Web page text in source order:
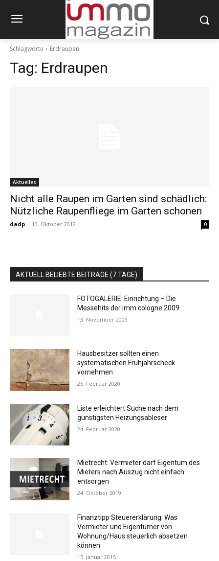
Schlagworte Erdraupen
Tag: Erdraupen
Aktuelles
Nicht alle Raupen im Garten sind schädlich:
Nützliche Raupenfliege im Garten schonen
dadp - 10. Oktober 2012 0
AKTUELL BELIEBTE BEITRÄGE (7 TAGE)
FOTOGALERIE: Einrichtung – Die
Messehits der imm cologne 2009
13. November 2009
Hausbesitzer sollten einen
systematischen Frühjahrscheck
vornehmen
25. Februar 2020
Liste erleichtert Suche nach dem
günstigsten Heizungsableser
24. Februar 2020
Mietrecht: Vermieter darf Eigentum des
Mieters nach Auszug nicht einfach
entsorgen
24. Oktober 2019
Finanztipp Steuererklärung: Was
Vermieter und Eigentümer von
Wohnung/Haus steuerlich absetzen
können
15. Januar 2015